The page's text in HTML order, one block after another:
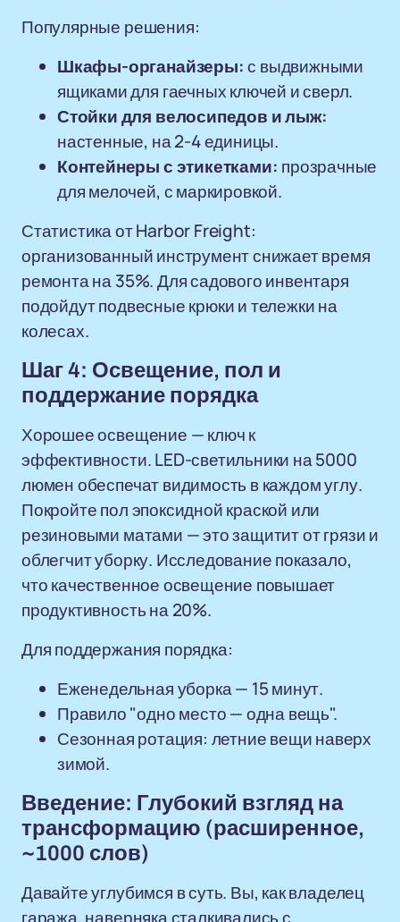
Популярные решения:
Шкафы-органайзеры:с выдвижными
ящиками для гаечных ключей и сверл.
Стойки для велосипедов и лыж:
настенные, на 2-4 единицы.
Контейнеры с этикетками: прозрачные
для мелочей, с маркировкой.
Статистика от Harbor Freight:
организованный инструмент снижает время
ремонта на 35%. Для садового инвентаря
подойдут подвесные крюки и тележки на
колесах.
Шаг 4: Освещение, пол и
поддержание порядка
Хорошее освещение — ключ к
эффективности. LED-светильники на 5000
люмен обеспечат видимость в каждом углу.
Покройте пол эпоксидной краской или
резиновыми матами — это защитит от грязи и
облегчит уборку. Исследование показало,
что качественное освещение повышает
продуктивность на 20%.
Для поддержания порядка:
Еженедельная уборка — 15 минут.
Правило "одно место — одна вещь".
Сезонная ротация: летние вещи наверх
зимой.
Введение: Глубокий взгляд на
трансформацию (расширенное,
~1000 слов)
Давайте углубимся в суть. Вы, как владелец